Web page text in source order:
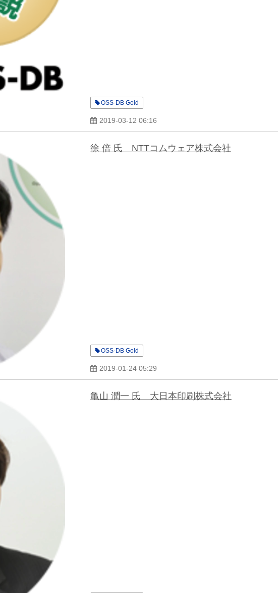
OSS-DB Gold
2019-03-12 06:16
徐 倍 氏 NTTコムウェア株式会社
OSS-DB Gold
2019-01-24 05:29
亀山 潤一 氏 大日本印刷株式会社